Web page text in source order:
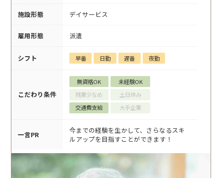
施設形態 デイサービス
雇用形態 派遣
シフト 早番 日勤 遅番 夜勤
こだわり条件
無資格OK
未経験OK
残業少なめ
土日休み
交通費支給
大手企業
一言PR
今までの経験を生かして、さらなるスキ
ルアップを目指すことができます！